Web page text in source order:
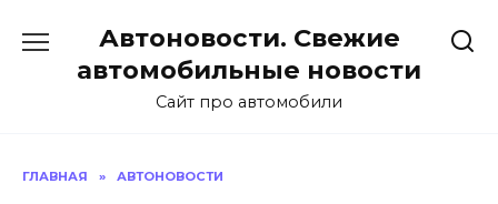
содержанию
Автоновости. Свежие
автомобильные новости
Сайт про автомобили
ГЛАВНАЯ » АВТОНОВОСТИ